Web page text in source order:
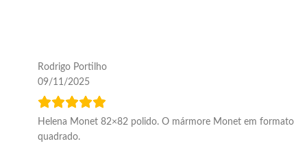
Rodrigo Portilho
09/11/2025
Helena Monet 82×82 polido. O mármore Monet em formato
quadrado.